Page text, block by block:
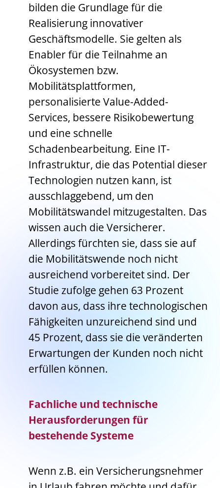
bilden die Grundlage für die
Realisierung innovativer
Geschäftsmodelle. Sie gelten als
Enabler für die Teilnahme an
Ökosystemen bzw.
Mobilitätsplattformen,
personalisierte Value-Added-
Services, bessere Risikobewertung
und eine schnelle
Schadenbearbeitung. Eine IT-
Infrastruktur, die das Potential dieser
Technologien nutzen kann, ist
ausschlaggebend, um den
Mobilitätswandel mitzugestalten. Das
wissen auch die Versicherer.
Allerdings fürchten sie, dass sie auf
die Mobilitätswende noch nicht
ausreichend vorbereitet sind. Der
Studie zufolge gehen 63 Prozent
davon aus, dass ihre technologischen
Fähigkeiten unzureichend sind und
45 Prozent, dass sie die veränderten
Erwartungen der Kunden noch nicht
erfüllen können.
Fachliche und technische
Herausforderungen für
bestehende Systeme
Wenn z.B. ein Versicherungsnehmer